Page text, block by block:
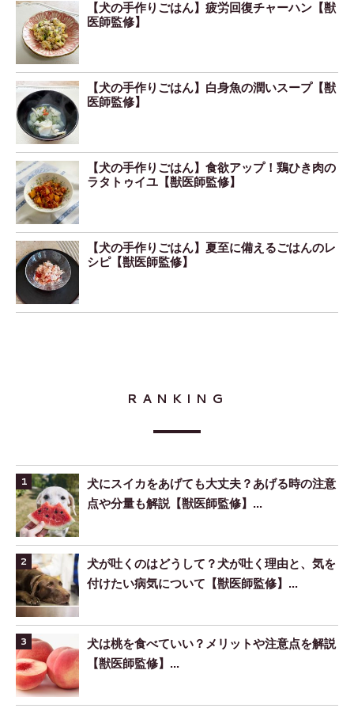
【犬の手作りごはん】疲労回復チャーハン【獣
医師監修】
【犬の手作りごはん】白身魚の潤いスープ【獣
医師監修】
【犬の手作りごはん】食欲アップ！鶏ひき肉の
ラタトゥイユ【獣医師監修】
【犬の手作りごはん】夏至に備えるごはんのレ
シピ【獣医師監修】
RANKING
犬にスイカをあげても大丈夫？あげる時の注意
点や分量も解説【獣医師監修】...
犬が吐くのはどうして？犬が吐く理由と、気を
付けたい病気について【獣医師監修】...
犬は桃を食べていい？メリットや注意点を解説
【獣医師監修】...